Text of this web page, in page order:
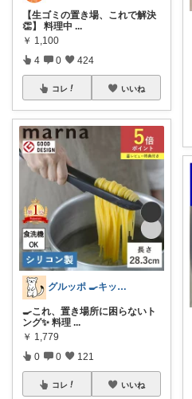
【生ゴミの置き場、これで解決
👏】 料理中 ...
￥ 1,100
4 0 424
コレ いいね
グルッポ 🍳キッチン
🍳これ、置き場所に困らないト
ング✨ 料理 ...
￥ 1,779
0 0 121
コレ いいね